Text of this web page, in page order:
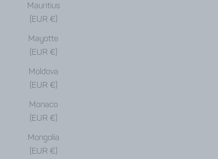
Mauritius
(EUR €)
Mayotte
(EUR €)
Moldova
(EUR €)
Monaco
(EUR €)
Mongolia
(EUR €)